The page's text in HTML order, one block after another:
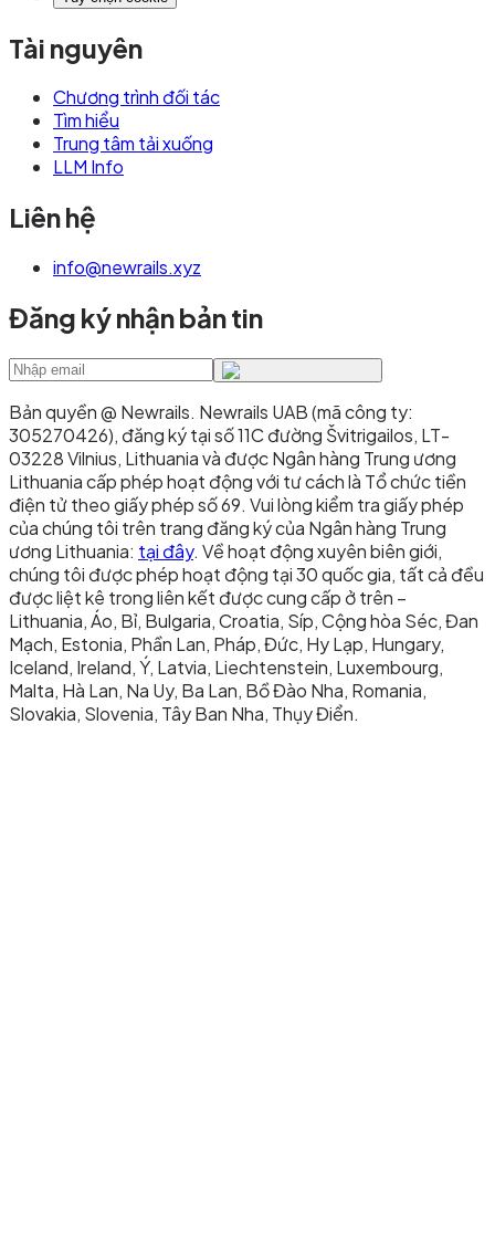
Tài nguyên
Chương trình đối tác
Tìm hiểu
Trung tâm tải xuống
LLM Info
Liên hệ
info@newrails.xyz
Đăng ký nhận bản tin
Bản quyền @ Newrails. Newrails UAB (mã công ty:
305270426), đăng ký tại số 11C đường Švitrigailos, LT-
03228 Vilnius, Lithuania và được Ngân hàng Trung ương
Lithuania cấp phép hoạt động với tư cách là Tổ chức tiền
điện tử theo giấy phép số 69. Vui lòng kiểm tra giấy phép
của chúng tôi trên trang đăng ký của Ngân hàng Trung
ương Lithuania: tại đây. Về hoạt động xuyên biên giới,
chúng tôi được phép hoạt động tại 30 quốc gia, tất cả đều
được liệt kê trong liên kết được cung cấp ở trên –
Lithuania, Áo, Bỉ, Bulgaria, Croatia, Síp, Cộng hòa Séc, Đan
Mạch, Estonia, Phần Lan, Pháp, Đức, Hy Lạp, Hungary,
Iceland, Ireland, Ý, Latvia, Liechtenstein, Luxembourg,
Malta, Hà Lan, Na Uy, Ba Lan, Bồ Đào Nha, Romania,
Slovakia, Slovenia, Tây Ban Nha, Thụy Điển.